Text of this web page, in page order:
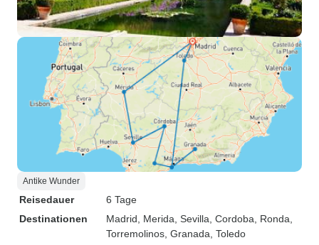
Antike Wunder
Reisedauer
6 Tage
Destinationen
Madrid , Merida , Sevilla , Cordoba , Ronda
Torremolinos , Granada , Toledo